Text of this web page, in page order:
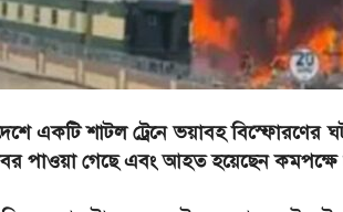
একটি শাটল ট্রেনে ভয়াবহ বিস্ফোরণের
পাওয়া গেছে এবং আহত হয়েছেন